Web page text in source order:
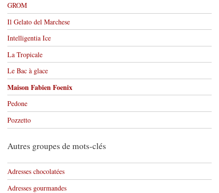
GROM
Il Gelato del Marchese
Intelligentia Ice
La Tropicale
Le Bac à glace
Maison Fabien Foenix
Pedone
Pozzetto
Autres groupes de mots-clés
Adresses chocolatées
Adresses gourmandes